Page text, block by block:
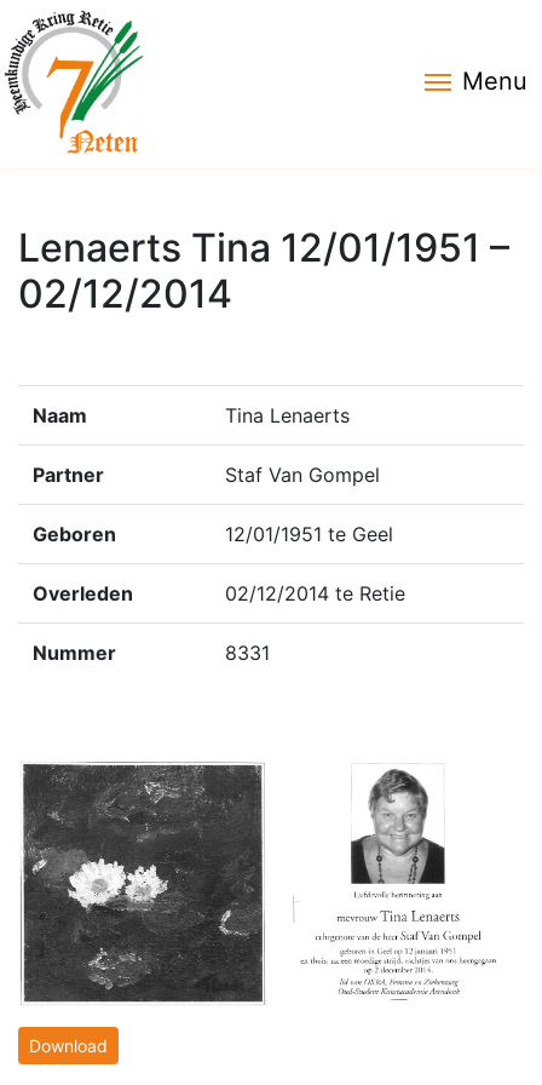
Menu
Lenaerts Tina 12/01/1951 –
02/12/2014
Naam Tina Lenaerts
Partner Staf Van Gompel
Geboren 12/01/1951 te Geel
Overleden 02/12/2014 te Retie
Nummer 8331
Download